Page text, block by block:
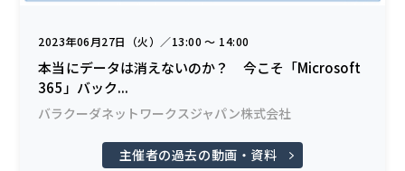
2023年06月27日（火）／13:00 〜 14:00
本当にデータは消えないのか？ 今こそ「Microsoft
365」バック...
バラクーダネットワークスジャパン株式会社
主催者の過去の動画・資料